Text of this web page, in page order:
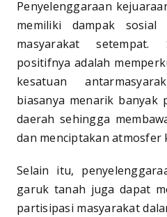
Penyelenggaraan
memiliki dampak
masyarakat
positifnya adalah
kesatuan
biasanya menarik banyak
daerah sehingga
dan menciptakan atmosfer
Selain itu,
garuk tanah juga dapat
partisipasi masyarakat